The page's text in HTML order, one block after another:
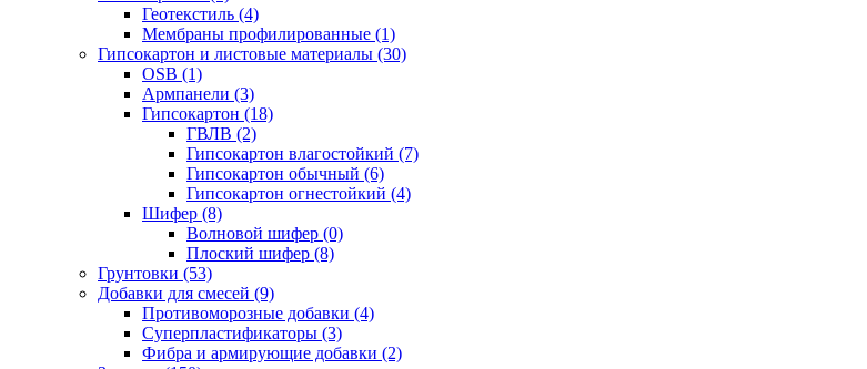
Геотекстиль (4)
Мембраны профилированные (1)
Гипсокартон и листовые материалы (30)
OSB (1)
Армпанели (3)
Гипсокартон (18)
ГВЛВ (2)
Гипсокартон влагостойкий (7)
Гипсокартон обычный (6)
Гипсокартон огнестойкий (4)
Шифер (8)
Волновой шифер (0)
Плоский шифер (8)
Грунтовки (53)
Добавки для смесей (9)
Противоморозные добавки (4)
Суперпластификаторы (3)
Фибра и армирующие добавки (2)